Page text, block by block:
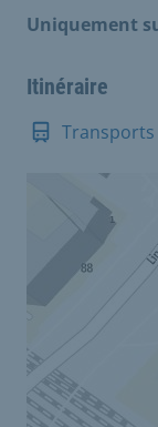
Uniquement
Itinéraire